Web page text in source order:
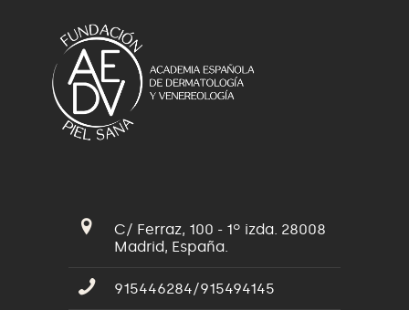
C/ Ferraz, 100 - 1º izda. 28008
Madrid, España.
915446284/915494145